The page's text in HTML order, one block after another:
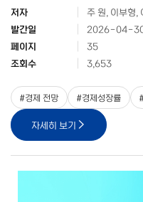
저자
주 원, 이부형,
발간일
2026-04-
페이지
35
조회수
3,653
#경제 전망 #경제성장률
자세히 보기